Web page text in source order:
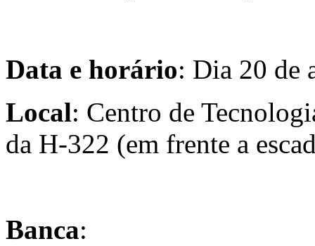
Data e horário: Dia 20 de
Local: Centro de
da H-322 (em frente a
Banca: